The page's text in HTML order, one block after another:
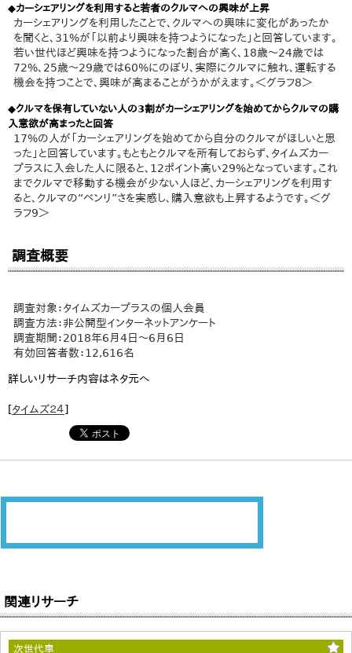
◆カーシェアリングを利用すると若者のクルマへの興味が上昇
カーシェアリングを利用したことで、クルマへの興味に変化があったか
を聞くと、31%が「以前より興味を持つようになった」と回答しています。
若い世代ほど興味を持つようになった割合が高く、18歳～24歳では
72%、25歳～29歳では60%にのぼり、実際にクルマに触れ、運転する
機会を持つことで、興味が高まることがうかがえます。＜グラフ8＞
◆クルマを保有していない人の3割がカーシェアリングを始めてからクルマの購
入意欲が高まったと回答
17%の人が「カーシェアリングを始めてから自分のクルマがほしいと思
った」と回答しています。もともとクルマを所有しておらず、タイムズカー
プラスに入会した人に限ると、12ポイント高い29%となっています。これ
までクルマで移動する機会が少ない人ほど、カーシェアリングを利用す
ると、クルマの“ベンリ”さを実感し、購入意欲も上昇するようです。＜グ
ラフ9＞
調査概要
調査対象：タイムズカープラスの個人会員
調査方法：非公開型インターネットアンケート
調査期間：2018年6月4日～6月6日
有効回答者数：12,616名
詳しいリサーチ内容はネタ元へ
[タイムズ２４]
関連リサーチ
次世代車